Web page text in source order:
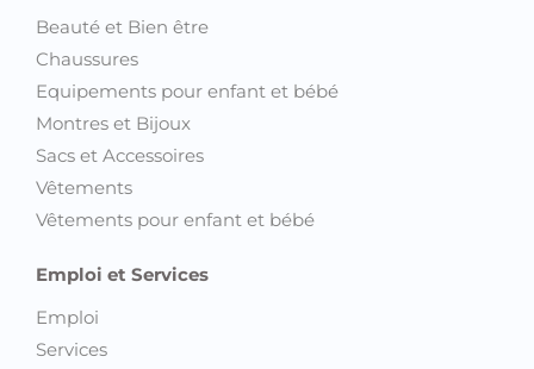
Equipements pour enfant et bébé
Montres et Bijoux
Sacs et Accessoires
Vêtements
Vêtements pour enfant et bébé
Services
Autres annonces